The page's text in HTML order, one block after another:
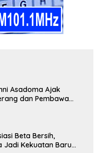
Asadoma Ajak
dan Pembawa
Beta Bersih,
Jadi Kekuatan Baru